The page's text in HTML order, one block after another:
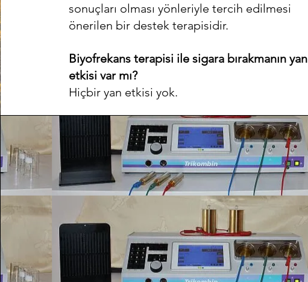
sonuçları olması yönleriyle tercih edilmesi
önerilen bir destek terapisidir.
Biyofrekans terapisi ile sigara bırakmanın yan
etkisi var mı?
Hiçbir yan etkisi yok.